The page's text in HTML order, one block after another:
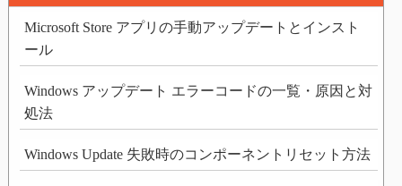
Microsoft Store アプリの手動アップデートとインスト
ール
Windows アップデート エラーコードの一覧・原因と対
処法
Windows Update 失敗時のコンポーネントリセット方法